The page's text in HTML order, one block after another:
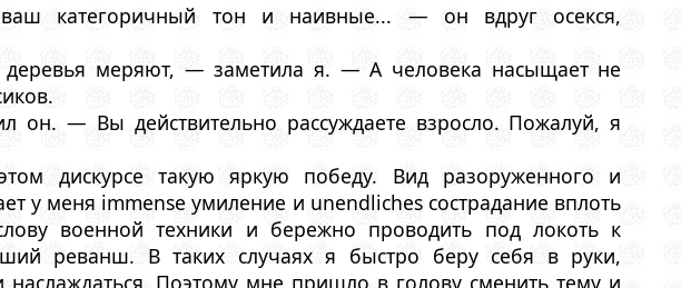
категоричный тон и наивные... — он вдруг осекся,
меряют, — заметила я. — А человека насыщает не
— Вы действительно рассуждаете взросло. Пожалуй, я
дискурсе такую яркую победу. Вид разоруженного и
у меня immense умиление и unendliches сострадание вплоть
военной техники и бережно проводить под локоть к
реванш. В таких случаях я быстро беру себя в руки,
Поэтому мне пришло в голову сменить тему и